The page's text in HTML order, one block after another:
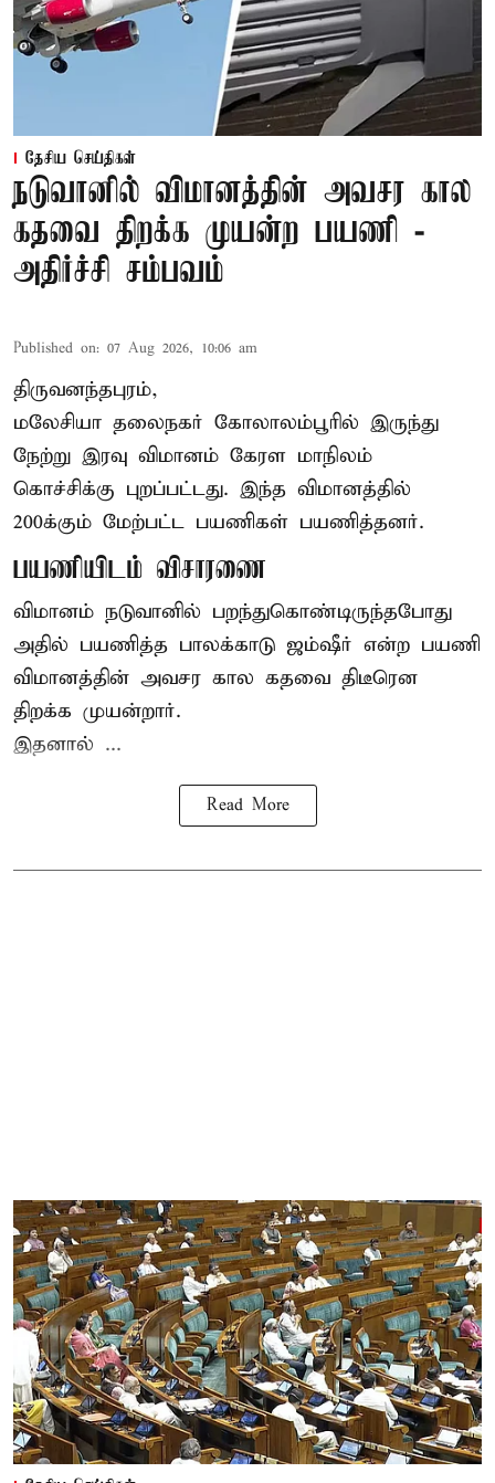
தேசிய செய்திகள்
நடுவானில் விமானத்தின் அவசர கால
கதவை திறக்க முயன்ற பயணி -
அதிர்ச்சி சம்பவம்
Published on: 07 Aug 2026, 10:06 am
திருவனந்தபுரம்,
மலேசியா தலைநகர் கோலாலம்பூரில் இருந்து
நேற்று இரவு விமானம் கேரள மாநிலம்
கொச்சிக்கு புறப்பட்டது. இந்த விமானத்தில்
200க்கும் மேற்பட்ட பயணிகள் பயணித்தனர்.
பயணியிடம் விசாரணை
விமானம் நடுவானில் பறந்துகொண்டிருந்தபோது
அதில் பயணித்த பாலக்காடு ஜம்ஷீர் என்ற பயணி
விமானத்தின் அவசர கால கதவை திடீரென
திறக்க முயன்றார்.
இதனால் ...
Read More